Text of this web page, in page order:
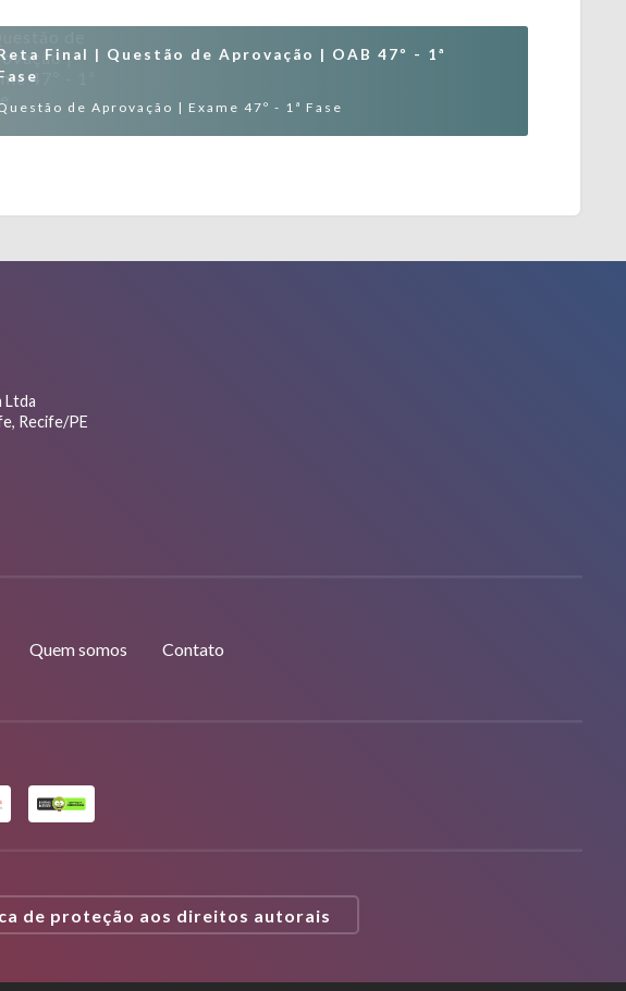
Final | Questão de Aprovação | OAB 47º - 1ª
de Aprovação | Exame 47º - 1ª Fase
Ltda
Recife/PE
Quem somos Contato
de proteção aos direitos autorais